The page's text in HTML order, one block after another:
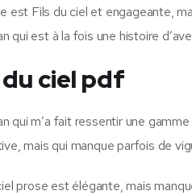
est Fils du ciel et engageante,
qui est à la fois une histoire
ciel pdf
qui m’a fait ressentir une
mais qui manque parfois de
prose est élégante, mais